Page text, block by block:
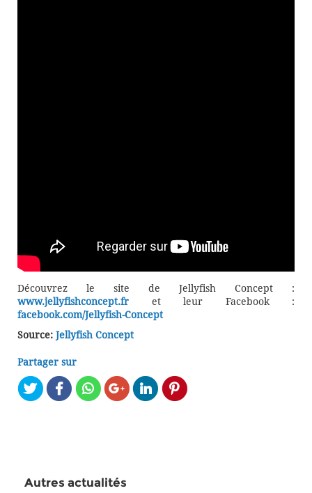
Découvrez le site de Jellyfish Concept :
www.jellyfishconcept.fr et leur Facebook :
facebook.com/Jellyfish-Concept
Source: Jellyfish Concept
Partager sur
Autres actualités